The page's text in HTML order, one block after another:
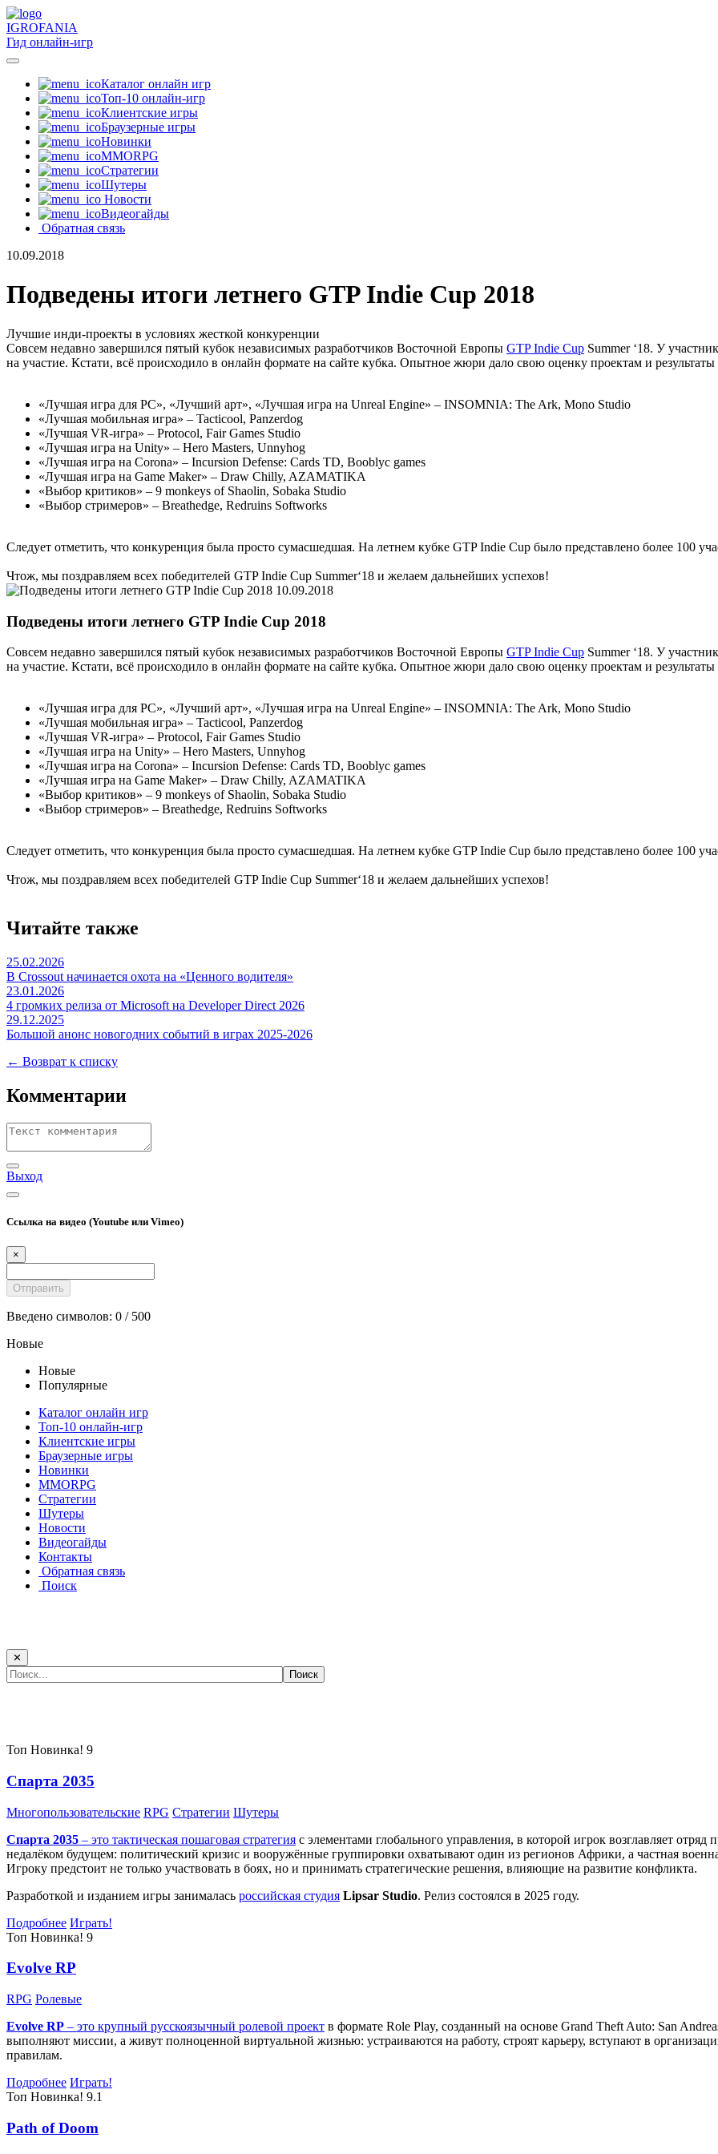
IGROFANIA
Гид онлайн-игр
Каталог онлайн игр
Топ-10 онлайн-игр
Клиентские игры
Браузерные игры
Новинки
MMORPG
Стратегии
Шутеры
Новости
Видеогайды
Обратная связь
10.09.2018
Подведены итоги летнего GTP Indie Cup 2018
Лучшие инди-проекты в условиях жесткой конкуренции
Совсем недавно завершился пятый кубок независимых разработчиков Восточной Европы GTP Indie Cup Summer ‘18. У
на участие. Кстати, всё происходило в онлайн формате на сайте кубка. Опытное жюри дало свою оценку проектам и
«Лучшая игра для PC», «Лучший арт», «Лучшая игра на Unreal Engine» – INSOMNIA: The Ark, Mono Studio
«Лучшая мобильная игра» – Tacticool, Panzerdog
«Лучшая VR-игра» – Protocol, Fair Games Studio
«Лучшая игра на Unity» – Hero Masters, Unnyhog
«Лучшая игра на Corona» – Incursion Defense: Cards TD, Booblyc games
«Лучшая игра на Game Maker» – Draw Chilly, AZAMATIKA
«Выбор критиков» – 9 monkeys of Shaolin, Sobaka Studio
«Выбор стримеров» – Breathedge, Redruins Softworks
Следует отметить, что конкуренция была просто сумасшедшая. На летнем кубке GTP Indie Cup было представлено более 100
Чтож, мы поздравляем всех победителей GTP Indie Cup Summer‘18 и желаем дальнейших успехов!
10.09.2018
Подведены итоги летнего GTP Indie Cup 2018
Совсем недавно завершился пятый кубок независимых разработчиков Восточной Европы GTP Indie Cup Summer ‘18. У
на участие. Кстати, всё происходило в онлайн формате на сайте кубка. Опытное жюри дало свою оценку проектам и
«Лучшая игра для PC», «Лучший арт», «Лучшая игра на Unreal Engine» – INSOMNIA: The Ark, Mono Studio
«Лучшая мобильная игра» – Tacticool, Panzerdog
«Лучшая VR-игра» – Protocol, Fair Games Studio
«Лучшая игра на Unity» – Hero Masters, Unnyhog
«Лучшая игра на Corona» – Incursion Defense: Cards TD, Booblyc games
«Лучшая игра на Game Maker» – Draw Chilly, AZAMATIKA
«Выбор критиков» – 9 monkeys of Shaolin, Sobaka Studio
«Выбор стримеров» – Breathedge, Redruins Softworks
Следует отметить, что конкуренция была просто сумасшедшая. На летнем кубке GTP Indie Cup было представлено более 100
Чтож, мы поздравляем всех победителей GTP Indie Cup Summer‘18 и желаем дальнейших успехов!
Читайте также
25.02.2026
В Crossout начинается охота на «Ценного водителя»
23.01.2026
4 громких релиза от Microsoft на Developer Direct 2026
29.12.2025
Большой анонс новогодних событий в играх 2025-2026
← Возврат к списку
Комментарии
Выход
Ссылка на видео (Youtube или Vimeo)
×
Введено символов: 0 / 500
Новые
Новые
Популярные
Каталог онлайн игр
Топ-10 онлайн-игр
Клиентские игры
Браузерные игры
Новинки
MMORPG
Стратегии
Шутеры
Новости
Видеогайды
Контакты
Обратная связь
Поиск
✕
Топ Новинка! 9
Спарта 2035
Многопользовательские RPG Стратегии Шутеры
Спарта 2035 – это тактическая пошаговая стратегия с элементами глобального управления, в которой игрок возглавляет
недалёком будущем: политический кризис и вооружённые группировки охватывают один из регионов Африки, а частная
Игроку предстоит не только участвовать в боях, но и принимать стратегические решения, влияющие на развитие конфликта.
Разработкой и изданием игры занималась российская студия Lipsar Studio. Релиз состоялся в 2025 году.
Подробнее Играть!
Топ Новинка! 9
Evolve RP
RPG Ролевые
Evolve RP – это крупный русскоязычный ролевой проект в формате Role Play, созданный на основе Grand Theft Auto: San
выполняют миссии, а живут полноценной виртуальной жизнью: устраиваются на работу, строят карьеру, вступают в
правилам.
Подробнее Играть!
Топ Новинка! 9.1
Path of Doom